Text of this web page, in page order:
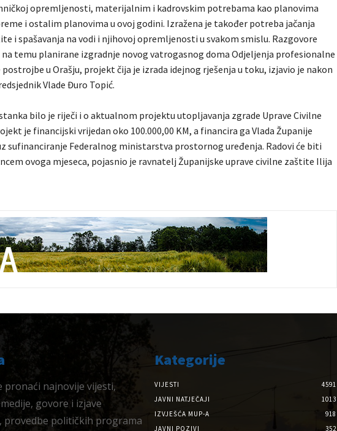
opremljenosti, materijalnim i kadrovskim potrebama kao planovima
i ostalim planovima u ovoj godini. Izražena je također potreba jačanja
i spašavanja na vodi i njihovoj opremljenosti u svakom smislu. Razgovore
temu planirane izgradnje novog vatrogasnog doma Odjeljenja profesionalne
u Orašju, projekt čija je izrada idejnog rješenja u toku, izjavio je nakon
Vlade Đuro Topić.
bilo je riječi i o aktualnom projektu utopljavanja zgrade Uprave Civilne
je financijski vrijedan oko 100.000,00 KM, a financira ga Vlada Županije
sufinanciranje Federalnog ministarstva prostornog uređenja. Radovi će biti
ovoga mjeseca, pojasnio je ravnatelj Županijske uprave civilne zaštite Ilija
pronaći najnovije vijesti,
govore i izjave
provedbe političkih programa
Kategorije
VIJESTI
4591
JAVNI NATJEČAJI
1013
IZVJEŠĆA MUP-A
918
JAVNI POZIVI
352